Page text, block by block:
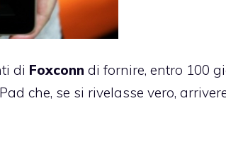
di Foxconn di fornire, entro 100
che, se si rivelasse vero,